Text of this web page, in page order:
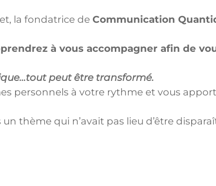
la fondatrice de Communication
à vous accompagner afin de
peut être transformé.
personnels à votre rythme et vous
thème qui n’avait pas lieu d’être